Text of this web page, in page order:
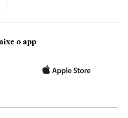
o app